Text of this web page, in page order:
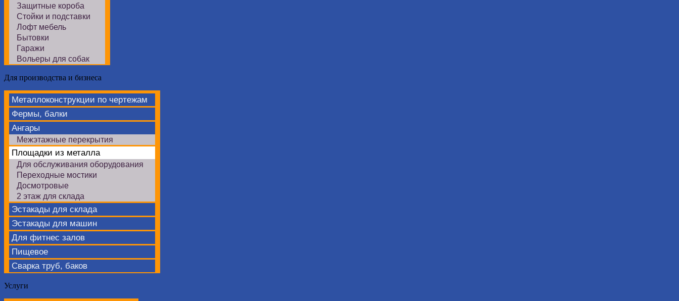
Защитные короба
Стойки и подставки
Лофт мебель
Бытовки
Гаражи
Вольеры для собак
Для производства и бизнеса
Металлоконструкции по чертежам
Фермы, балки
Ангары
Межэтажные перекрытия
Площадки из металла
Для обслуживания оборудования
Переходные мостики
Досмотровые
2 этаж для склада
Эстакады для склада
Эстакады для машин
Для фитнес залов
Пищевое
Сварка труб, баков
Услуги